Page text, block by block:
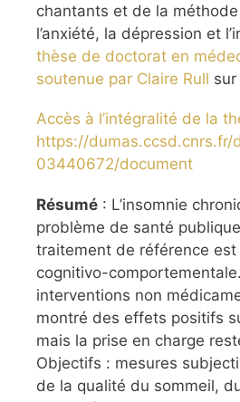
chantants et de la
l’anxiété, la dépression et
thèse de doctorat en
soutenue par Claire Rull
Accès à l’intégralité de la
https://dumas.ccsd.cnrs.fr/
03440672/document
Résumé : L’insomnie
problème de santé
traitement de référence est
cognitivo-comportementale.
interventions non
montré des effets positifs
mais la prise en charge
Objectifs : mesures
de la qualité du sommeil,